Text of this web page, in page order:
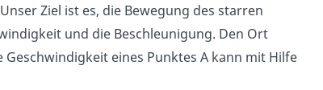
Ziel ist es, die Bewegung des starren
und die Beschleunigung. Den Ort
eines Punktes A kann mit Hilfe